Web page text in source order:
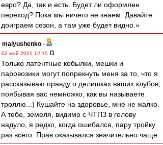
евро? Да, так и есть. Будет ли оформлен
переход? Пока мы ничего не знаем. Давайте
доиграем сезон, а там уже будет видно.»
malyushenko -
02 май 2021 12:15
Только латентные кобылки, мешки и
паровозики могут попрекнуть меня за то, что я
рассказываю правду о делишках ваших клубов,
поябывая вас немножко, как вы называете
троллю...) Кушайте на здоровье, мне не жалко.
А тебе, земеля, видимо с ЧТПЗ в голову
надуло, я редко, когда ошибался, пару тройку
раз всего. Прав оказывался значительно чаще.